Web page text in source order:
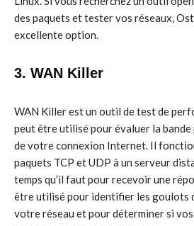
des paquets et tester vos réseaux,
excellente option.
3. WAN Killer
WAN Killer est un outil de test de
peut être utilisé pour évaluer la
de votre connexion Internet. Il
paquets TCP et UDP à un serveur
temps qu’il faut pour recevoir une
être utilisé pour identifier les goulots
votre réseau et pour déterminer si